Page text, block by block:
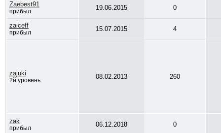
Zaebest91
прибыл 19.06.2015 0
zaiceff
прибыл 15.07.2015 4
zajuki
2й уровень 08.02.2013 260
zak
прибыл 06.12.2018 0